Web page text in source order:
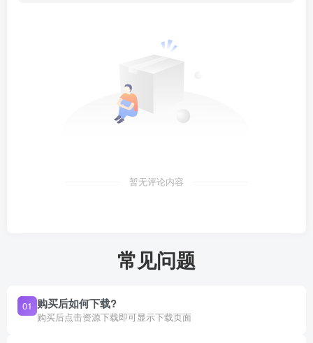
暂无评论内容
常见问题
01 购买后如何下载?
购买后点击资源下载即可显示下载页面